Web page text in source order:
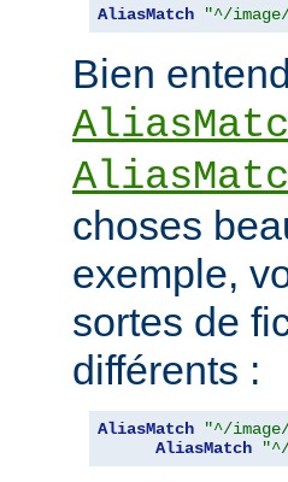
AliasMatch "^/
Bien
choses
exemple,
sortes de
différents :
AliasMatch "^/
AliasMatch